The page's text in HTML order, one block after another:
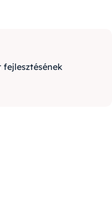
fejlesztésének